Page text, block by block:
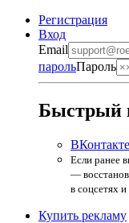
Регистрация
Вход
Email
парольПароль
Быстрый
ВКонтакте
Если ранее
—
в соцсетях
Купить рекламу